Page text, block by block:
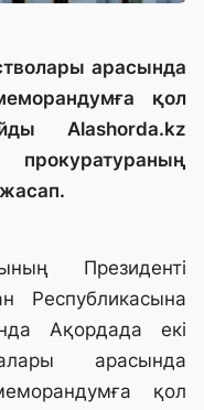
арасында
қол
Alashorda.kz
прокуратураның
Президенті
Республикасына
Ақордада екі
арасында
қол